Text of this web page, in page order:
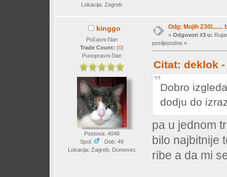
Lokacija: Zagreb
kinggo
Počasni član
Trade Count: (0)
Punopravni član
Postova: 4046
Spol:
Dob: 49
Lokacija: Zagreb, Dumovec
Odg: Mojih 230l.......
« Odgovori #3 u:
poslijepodne »
Citat: deklok
Dobro
dodju do
pa u jednom
bilo najbitnije
ribe a da mi